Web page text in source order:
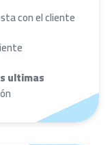
con el cliente
ultimas